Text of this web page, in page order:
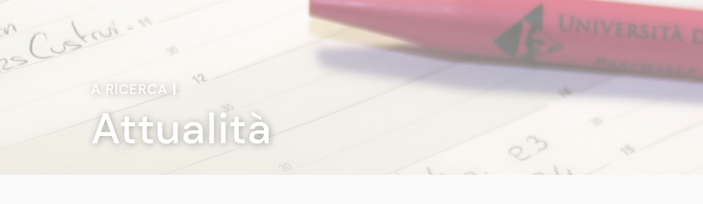
A RICERCA|
Attualità